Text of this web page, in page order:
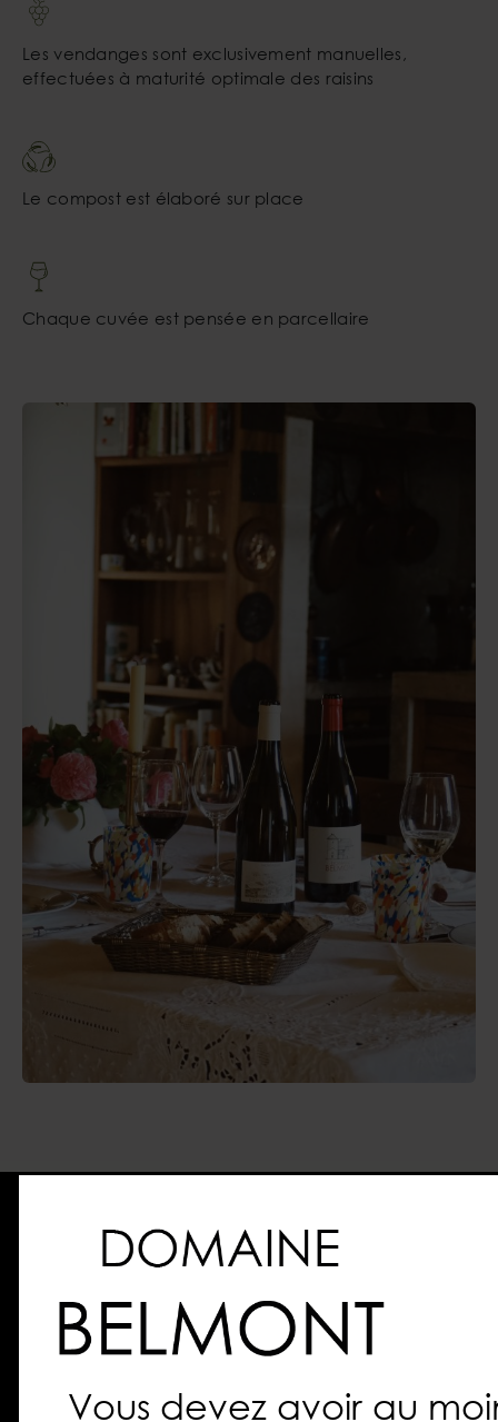
Vous devez avoir au
Les vendanges sont exclusivement manuelles,
effectuées à maturité optimale des raisins
Le compost est élaboré sur place
Chaque cuvée est pensée en parcellaire
Où trouver nos vins ?
Les restaurants